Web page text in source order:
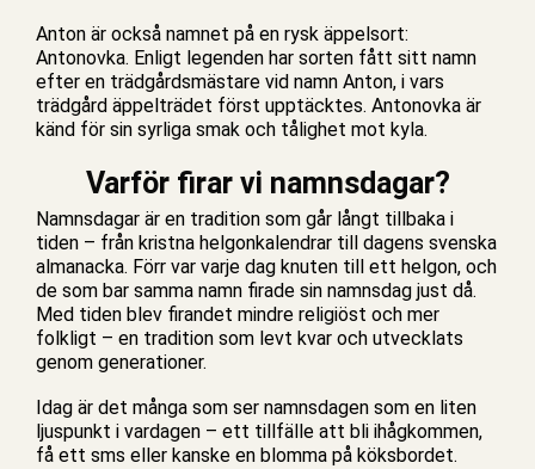
Anton är också namnet på en rysk äppelsort:
Antonovka. Enligt legenden har sorten fått sitt namn
efter en trädgårdsmästare vid namn Anton, i vars
trädgård äppelträdet först upptäcktes. Antonovka är
känd för sin syrliga smak och tålighet mot kyla.
Varför firar vi namnsdagar?
Namnsdagar är en tradition som går långt tillbaka i
tiden – från kristna helgonkalendrar till dagens svenska
almanacka. Förr var varje dag knuten till ett helgon, och
de som bar samma namn firade sin namnsdag just då.
Med tiden blev firandet mindre religiöst och mer
folkligt – en tradition som levt kvar och utvecklats
genom generationer.
Idag är det många som ser namnsdagen som en liten
ljuspunkt i vardagen – ett tillfälle att bli ihågkommen,
få ett sms eller kanske en blomma på köksbordet.